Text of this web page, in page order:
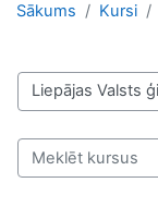
Sākums Kursi
Kursu kategorijas
Meklēt kursus